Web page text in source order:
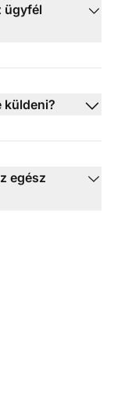
ügyfél
küldeni?
egész